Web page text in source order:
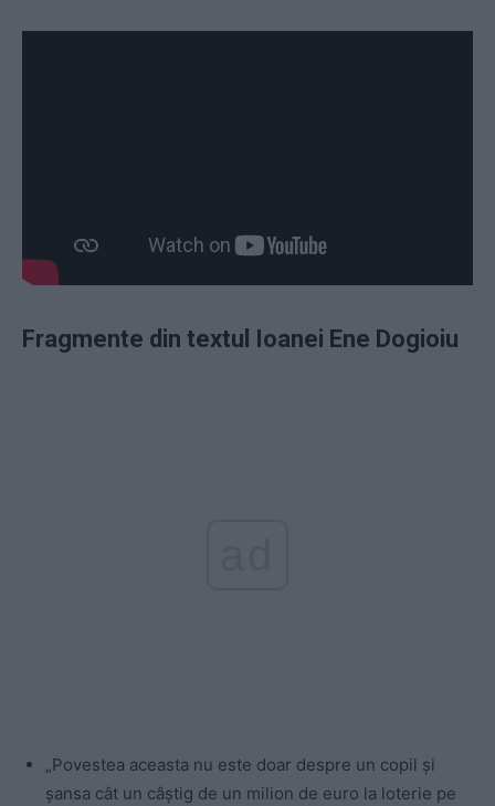
Fragmente din textul Ioanei Ene Dogioiu
„Povestea aceasta nu este doar despre un copil și
șansa cât un câștig de un milion de euro la loterie pe